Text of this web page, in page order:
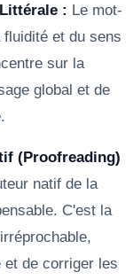
: Le mot-
et du sens
sur la
global et de
(Proofreading)
natif de la
C'est la
et de corriger les